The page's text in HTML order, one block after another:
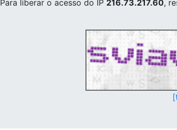
Para liberar o acesso do IP 216.73.217.60,